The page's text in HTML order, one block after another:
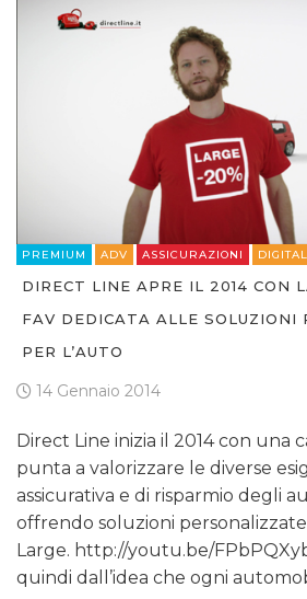
PREMIUM ADV ASSICURAZIONI DIGITAL
DIRECT LINE APRE IL 2014 CON
FAV DEDICATA ALLE SOLUZIONI
PER L’AUTO
14 Gennaio 2014
Direct Line inizia il 2014 con una
punta a valorizzare le diverse
assicurativa e di risparmio degli
offrendo soluzioni
Large. http://youtu.be/
quindi dall’idea che ogni